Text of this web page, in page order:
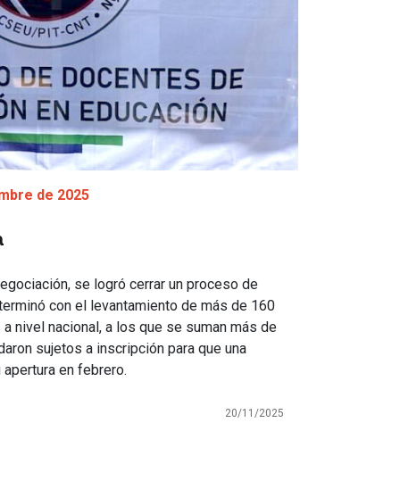
de 2025
se logró cerrar un proceso de
con el levantamiento de más de 160
nivel nacional, a los que se suman más de
sujetos a inscripción para que una
en febrero.
20/11/2025